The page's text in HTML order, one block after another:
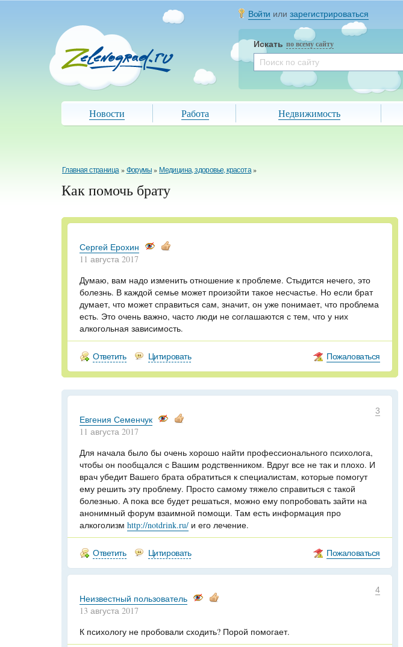
Войти или зарегистрироваться
Искать по всему сайту
Новости Работа Недвижимость
Главная страница »Форумы» Медицина, здоровье, красота»
Как помочь брату
Сергей Ерохин
11 августа 2017
Думаю, вам надо изменить отношение к проблеме. Стыдится нечего, это
болезнь. В каждой семье может произойти такое несчастье. Но если брат
думает, что может справиться сам, значит, он уже понимает, что проблема
есть. Это очень важно, часто люди не соглашаются с тем, что у них
алкогольная зависимость.
Ответить Цитировать Пожаловаться
3
Евгения Семенчук
11 августа 2017
Для начала было бы очень хорошо найти профессионального психолога,
чтобы он пообщался с Вашим родственником. Вдруг все не так и плохо. И
врач убедит Вашего брата обратиться к специалистам, которые помогут
ему решить эту проблему. Просто самому тяжело справиться с такой
болезнью. А пока все будет решаться, можно ему попробовать зайти на
анонимный форум взаимной помощи. Там есть информация про
алкоголизм http://notdrink.ru/ и его лечение.
Ответить Цитировать Пожаловаться
4
Неизвестный пользователь
13 августа 2017
К психологу не пробовали сходить? Порой помогает.